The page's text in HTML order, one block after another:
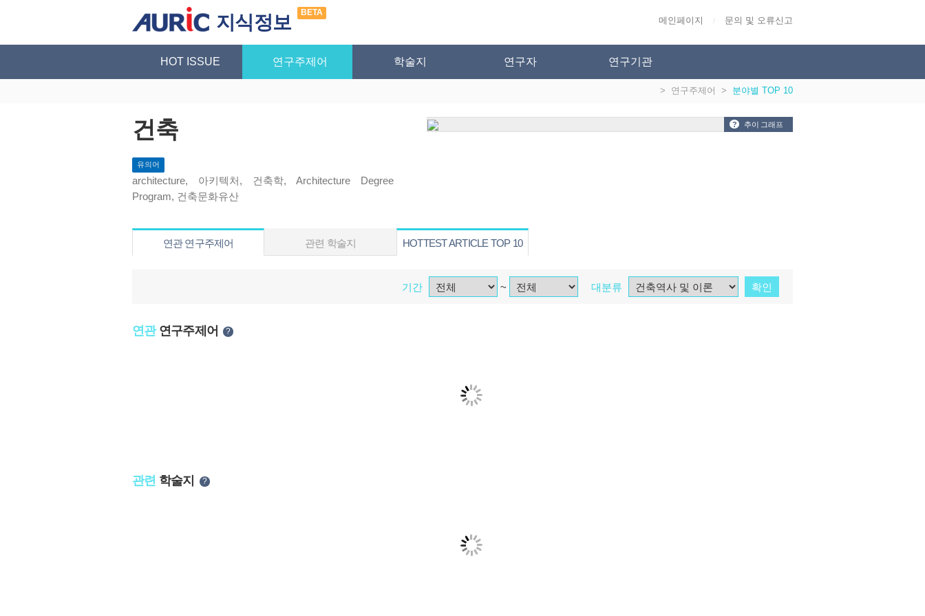
지식정보 BETA
메인페이지 / 문의 및 오류신고
HOT ISSUE 연구주제어 학술지 연구자 연구기관
> 연구주제어 > 분야별 TOP 10
건축
유의어
architecture, 아키텍처, 건축학, Architecture Degree
Program, 건축문화유산
? 추이 그래프
연관 연구주제어 관련 학술지 HOTTEST ARTICLE TOP 10
기간 ~ 대분류
연관연구주제어 ?
관련 학술지 ?